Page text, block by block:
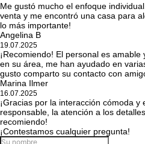
Me gustó mucho el enfoque
venta y me encontró una casa para
lo más importante!
Angelina B
19.07.2025
¡Recomiendo! El personal es
en su área, me han ayudado en
gusto comparto su contacto con
Marina Ilmer
16.07.2025
¡Gracias por la interacción cómoda
responsable, la atención a los
recomiendo!
¡Contestamos cualquier pregunta!